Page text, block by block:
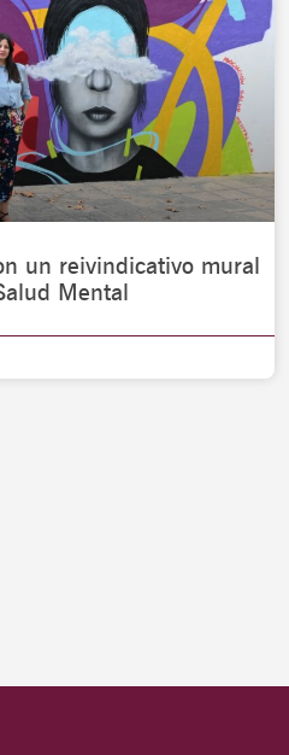
un reivindicativo mural
Mental